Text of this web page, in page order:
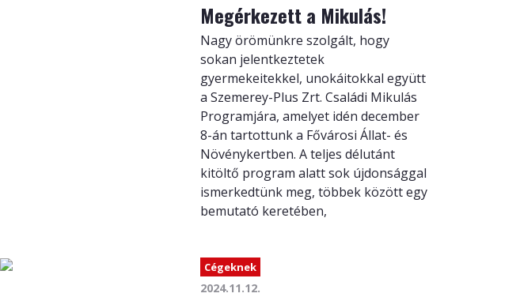
Megérkezett a Mikulás!
Nagy örömünkre szolgált, hogy
sokan jelentkeztetek
gyermekeitekkel, unokáitokkal együtt
a Szemerey-Plus Zrt. Családi Mikulás
Programjára, amelyet idén december
8-án tartottunk a Fővárosi Állat- és
Növénykertben. A teljes délutánt
kitöltő program alatt sok újdonsággal
ismerkedtünk meg, többek között egy
bemutató keretében,
Cégeknek
2024.11.12.